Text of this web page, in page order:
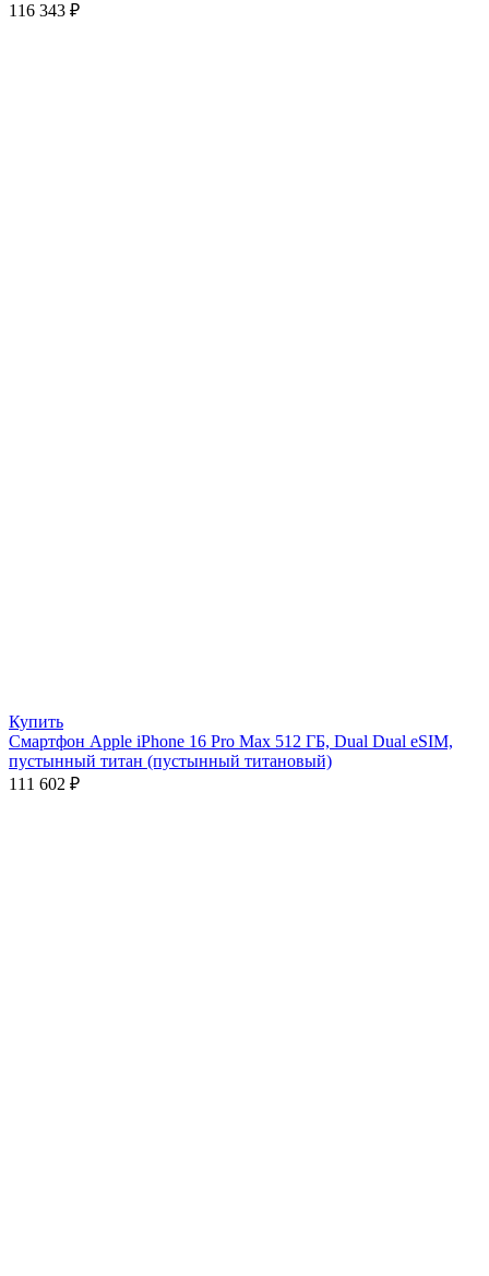
116 343 ₽
Купить
Смартфон Apple iPhone 16 Pro Max 512 ГБ, Dual Dual eSIM,
пустынный титан (пустынный титановый)
111 602 ₽